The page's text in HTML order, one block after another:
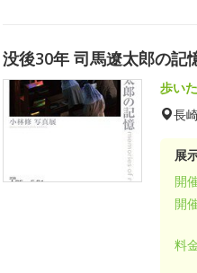
没後30年 司馬遼太郎の
歩い
長
展
開
開
料